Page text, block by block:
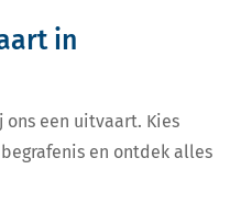
in
ons een uitvaart. Kies
en ontdek alles